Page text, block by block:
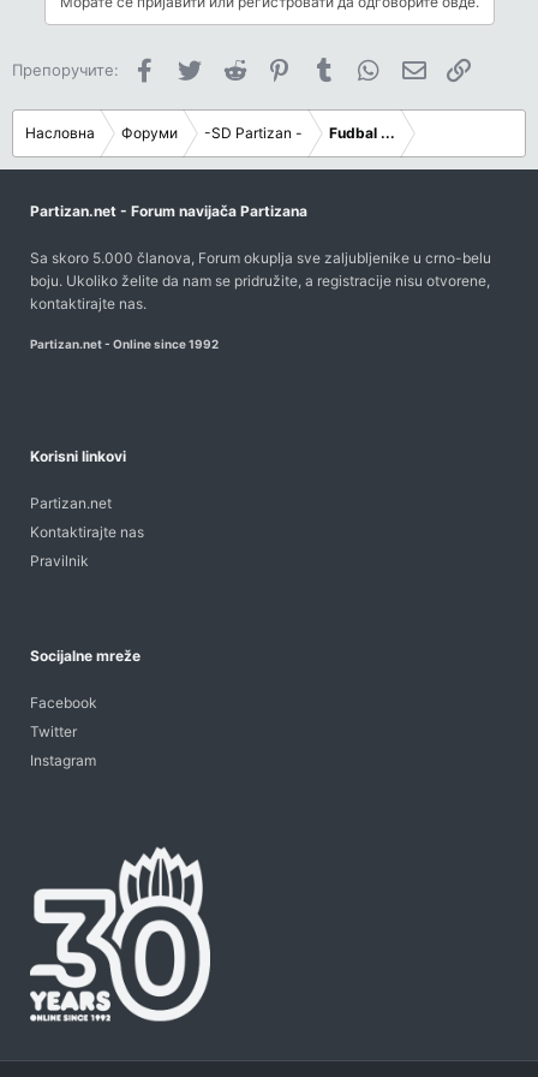
:
Препоручите: FacebookTwitter Reddit PinterestTumblr WhatsApp
Имејл
Насловна Форуми -SD Partizan - Fudbal ...
Partizan.net - Forum navijača Partizana
Sa skoro 5.000 članova, Forum okuplja sve zaljubljenike u crno-belu
boju. Ukoliko želite da nam se pridružite, a registracije nisu otvorene,
kontaktirajte nas.
Partizan.net - Online since 1992
Korisni linkovi
Partizan.net
Kontaktirajte nas
Pravilnik
Socijalne mreže
Facebook
Twitter
Instagram